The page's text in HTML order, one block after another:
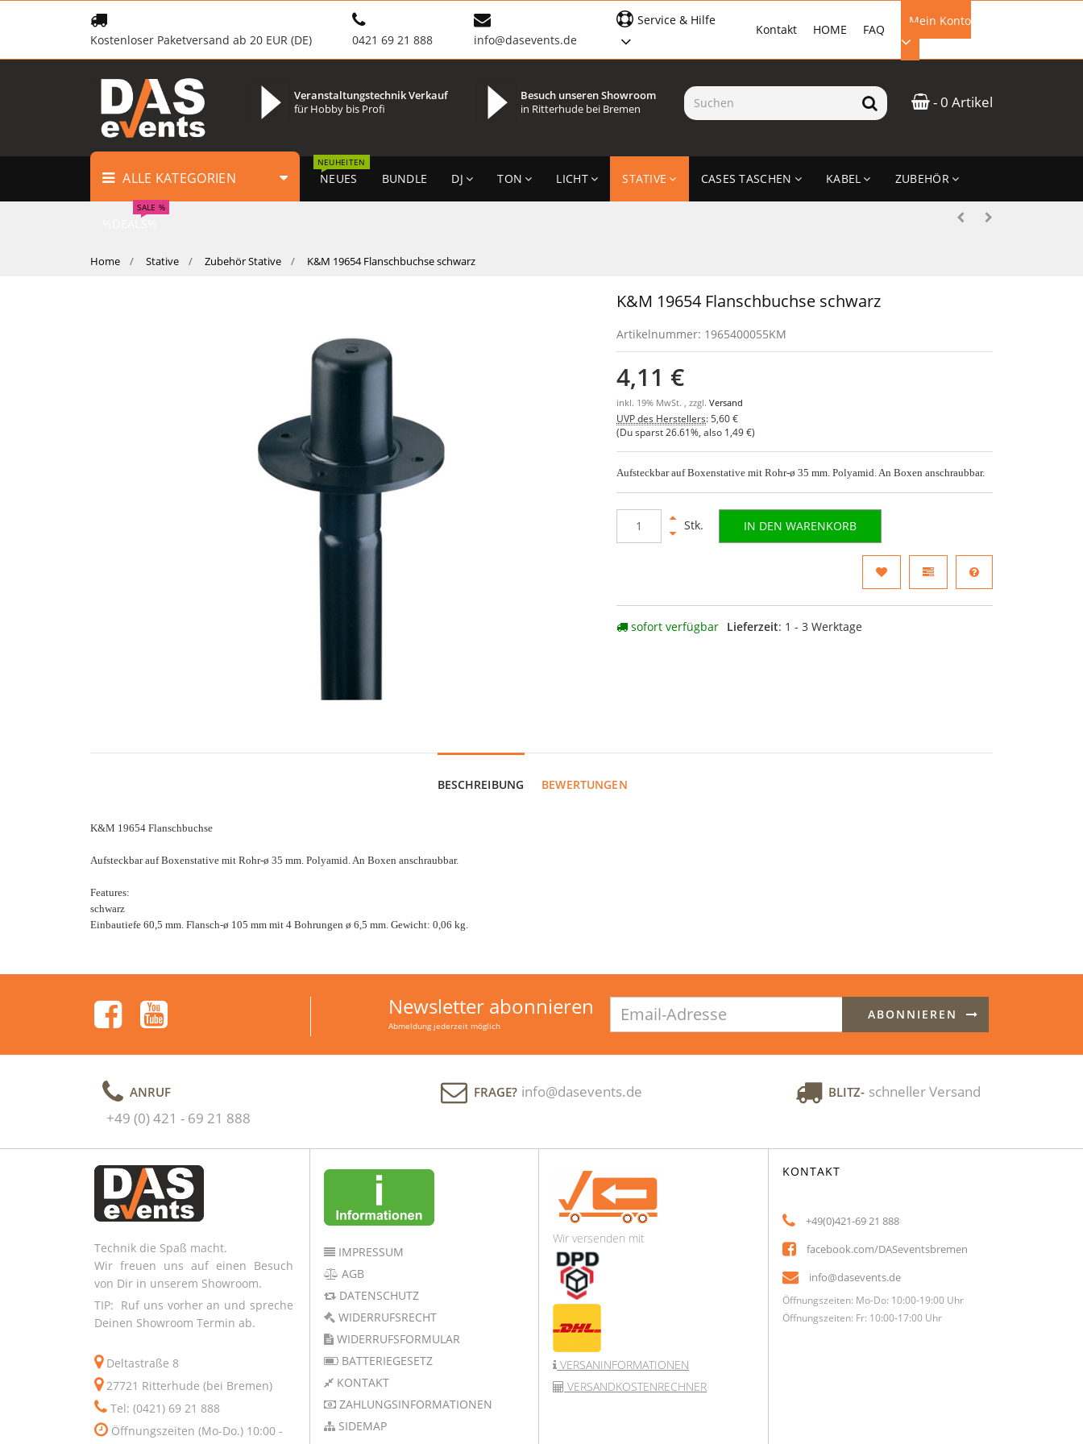
Kostenloser Paketversand ab 20 EUR (DE) 0421 69 21 888 info@dasevents.de
Mein Konto
EMAIL-ADRESSE
ANMELDEN
FAQ
HOME
Kontakt
Service & Hilfe
- 0 Artikel
Veranstaltungstechnik Verkauf
für Hobby bis Profi
Besuch unseren Showroom
in Ritterhude bei Bremen
ALLE KATEGORIEN NEUES
NEUHEITEN
BUNDLE DJ TON LICHT STATIVE CASES TASCHEN KABEL ZUBEHÖR
SALE %
Home Stative Zubehör Stative K&M 19654 Flanschbuchse schwarz
K&M 19654 Flanschbuchse schwarz
Artikelnummer: 1965400055KM
4,11 €
inkl. 19% MwSt. , zzgl.Versand
UVP des Herstellers: 5,60 €
(Du sparst 26.61% , also 1,49 €)
Aufsteckbar auf Boxenstative mit Rohr-ø 35 mm. Polyamid. An Boxen anschraubbar.
Stk. IN DEN WARENKORB
sofort verfügbar Lieferzeit: 1 - 3 Werktage
BESCHREIBUNG BEWERTUNGEN
K&M 19654 Flanschbuchse
Aufsteckbar auf Boxenstative mit Rohr-ø 35 mm. Polyamid. An Boxen anschraubbar.
Features:
schwarz
Einbautiefe 60,5 mm. Flansch-ø 105 mm mit 4 Bohrungen ø 6,5 mm. Gewicht: 0,06 kg.
Newsletter abonnieren
Abmeldung jederzeit möglich
Adresse
ABONNIEREN
ANRUF
+49 (0) 421 - 69 21 888
FRAGE? info@dasevents.de BLITZ- schneller Versand
Technik die Spaß macht.
Wir freuen uns auf einen Besuch
von Dir in unserem Showroom.
TIP: Ruf uns vorher an und spreche
Deinen Showroom Termin ab.
Deltastraße 8
27721 Ritterhude (bei Bremen)
Tel: (0421) 69 21 888
Öffnungszeiten (Mo-Do.) 10:00 -
IMPRESSUM
AGB
DATENSCHUTZ
WIDERRUFSRECHT
WIDERRUFSFORMULAR
BATTERIEGESETZ
KONTAKT
ZAHLUNGSINFORMATIONEN
SIDEMAP
Wir versenden mit
VERSANINFORMATIONEN
VERSANDKOSTENRECHNER
KONTAKT
+49(0)421-69 21 888
facebook.com/DASeventsbremen
info@dasevents.de
Öffnungszeiten: Mo-Do: 10:00-19:00 Uhr
Öffnungszeiten: Fr: 10:00-17:00 Uhr